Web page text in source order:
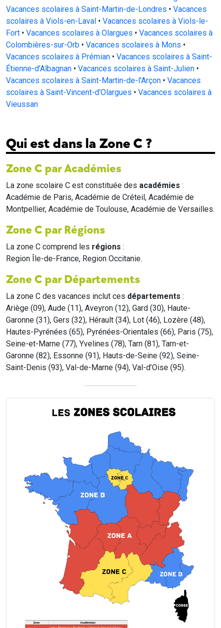
Vacances scolaires à Saint-Martin-de-Londres • Vacances
scolaires à Viols-en-Laval • Vacances scolaires à Viols-le-
Fort • Vacances scolaires à Olargues • Vacances scolaires à
Colombières-sur-Orb • Vacances scolaires à Mons •
Vacances scolaires à Prémian • Vacances scolaires à Saint-
Étienne-d'Albagnan • Vacances scolaires à Saint-Julien •
Vacances scolaires à Saint-Martin-de-l'Arçon • Vacances
scolaires à Saint-Vincent-d'Olargues • Vacances scolaires à
Vieussan
Qui est dans la Zone C ?
Zone C par Académies
La zone scolaire C est constituée des académies :
Académie de Paris, Académie de Créteil, Académie de
Montpellier, Académie de Toulouse, Académie de Versailles.
Zone C par Régions
La zone C comprend les régions :
Region Île-de-France, Region Occitanie.
Zone C par Départements
La zone C des vacances inclut ces départements :
Ariège (09), Aude (11), Aveyron (12), Gard (30), Haute-
Garonne (31), Gers (32), Hérault (34), Lot (46), Lozère (48),
Hautes-Pyrénées (65), Pyrénées-Orientales (66), Paris (75),
Seine-et-Marne (77), Yvelines (78), Tarn (81), Tarn-et-
Garonne (82), Essonne (91), Hauts-de-Seine (92), Seine-
Saint-Denis (93), Val-de-Marne (94), Val-d’Oise (95).